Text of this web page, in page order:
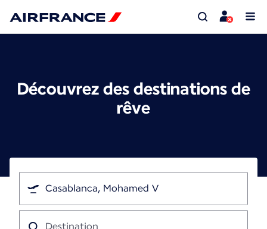
Découvrez des destinations de
rêve
Je
pars
de
Destination